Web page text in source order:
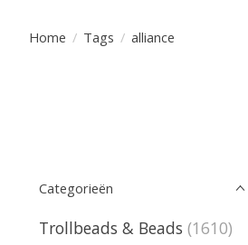
Home / Tags / alliance
Categorieën
Trollbeads & Beads (1610)